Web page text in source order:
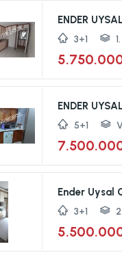
ENDER
3+1
ENDER
5+1
Ender Uysal
3+1